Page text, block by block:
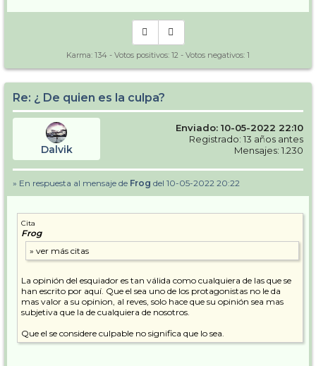
Karma: 134 - Votos positivos: 12 - Votos negativos: 1
Re: ¿ De quien es la culpa?
Dalvik
Enviado: 10-05-2022 22:10
Registrado: 13 años antes
Mensajes: 1.230
» En respuesta al mensaje de Frog del 10-05-2022 20:22
Cita
Frog
La opinión del esquiador es tan válida como cualquiera de las que se
han escrito por aquí. Que el sea uno de los protagonistas no le da
mas valor a su opinion, al reves, solo hace que su opinión sea mas
subjetiva que la de cualquiera de nosotros.
Que el se considere culpable no significa que lo sea.